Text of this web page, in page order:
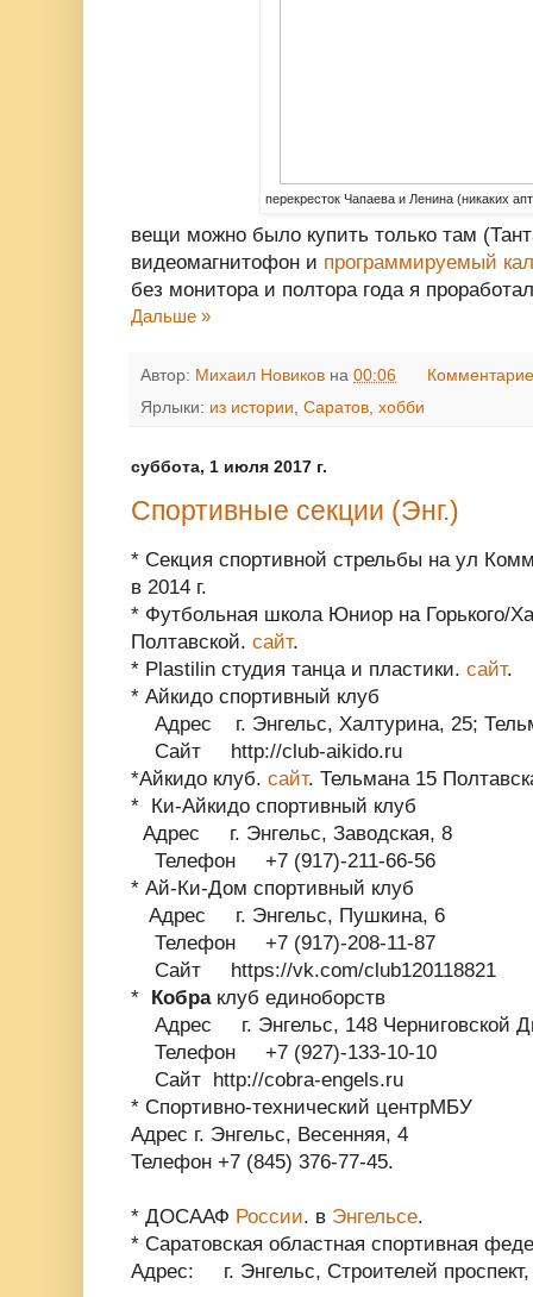
перекресток Чапаева и Ленина (никаких
вещи можно было купить только там
видеомагнитофон и программируемый
без монитора и полтора года я
Дальше »
Автор: Михаил Новиков на 00:06
Ярлыки: из истории Саратов хобби
суббота, 1 июля 2017 г.
Спортивные секции (Энг.)
* Секция спортивной стрельбы на ул
в 2014 г.
* Футбольная школа Юниор на Горького/
Полтавской. сайт.
* Plastilin студия танца и пластики. сайт.
* Айкидо спортивный клуб
Адрес г. Энгельс, Халтурина, 25;
Сайт http://club-aikido.ru
*Айкидо клуб. сайт. Тельмана 15
* Ки-Айкидо спортивный клуб
Адрес г. Энгельс, Заводская, 8
Телефон +7 (917)-211-66-56
* Ай-Ки-Дом спортивный клуб
Адрес г. Энгельс, Пушкина, 6
Телефон +7 (917)-208-11-87
Сайт https://vk.com/club120118821
*
Кобраклуб единоборств
Адрес г. Энгельс, 148 Черниговской
Телефон +7 (927)-133-10-10
Сайт http://cobra-engels.ru
* Спортивно-технический центрМБУ
Адрес г. Энгельс, Весенняя, 4
Телефон +7 (845) 376-77-45.
* ДОСААФ России. в Энгельсе.
* Саратовская областная спортивная
Адрес: г. Энгельс, Строителей